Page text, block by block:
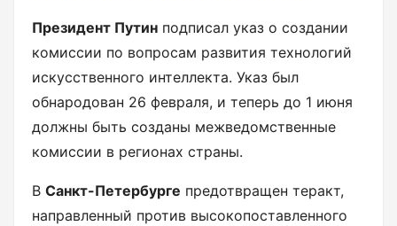
Президент Путин подписал указ о создании
комиссии по вопросам развития технологий
искусственного интеллекта. Указ был
обнародован 26 февраля, и теперь до 1 июня
должны быть созданы межведомственные
комиссии в регионах страны.
В Санкт-Петербурге предотвращен теракт,
направленный против высокопоставленного